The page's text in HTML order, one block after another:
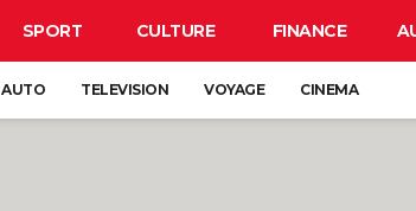
SPORT CULTURE FINANCE
AUTO TELEVISION VOYAGE CINEMA